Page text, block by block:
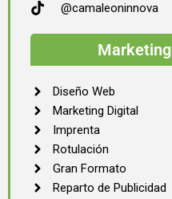
@camaleoninnova
Diseño Web
Marketing Digital
Imprenta
Rotulación
Gran Formato
Reparto de Publicidad